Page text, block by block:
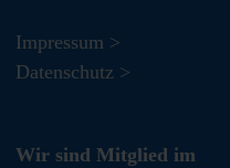
Impressum >
Datenschutz >
Wir sind Mitglied im